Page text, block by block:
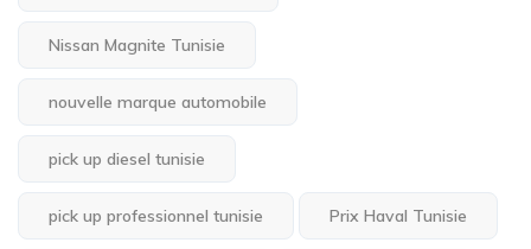
Nissan Magnite Tunisie
nouvelle marque automobile
pick up diesel tunisie
pick up professionnel tunisie Prix Haval Tunisie